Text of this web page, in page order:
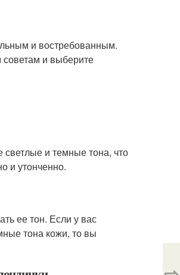
и востребованным.
советам и выберите
светлые и темные тона, что
и утонченно.
ее тон. Если у вас
тона кожи, то вы